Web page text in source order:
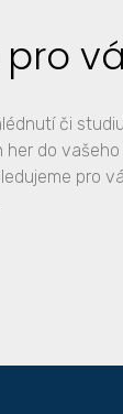
či
do
pro